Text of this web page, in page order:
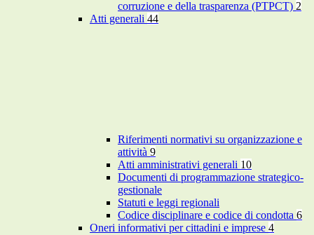
corruzione e della trasparenza (PTPCT) 2
Atti generali 44
Riferimenti normativi su organizzazione e
attività 9
Atti amministrativi generali 10
Documenti di programmazione strategico-
gestionale
Statuti e leggi regionali
Codice disciplinare e codice di condotta 6
Oneri informativi per cittadini e imprese 4